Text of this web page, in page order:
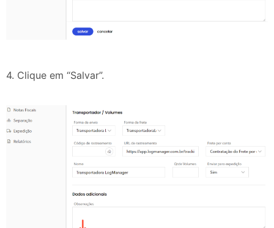
4. Clique em “Salvar”.